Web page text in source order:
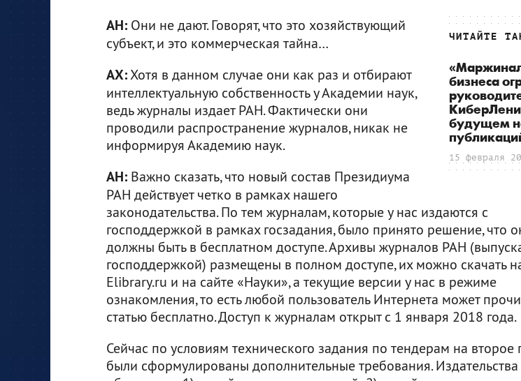
ЧИТАЙТЕ
бизнеса
будущем
15 февраля
АН: Они не дают. Говорят, что это хозяйствующий
субъект, и это коммерческая тайна…
АХ: Хотя в данном случае они как раз и отбирают
интеллектуальную собственность у Академии наук,
ведь журналы издает РАН. Фактически они
проводили распространение журналов, никак не
информируя Академию наук.
АН: Важно сказать, что новый состав Президиума
РАН действует четко в рамках нашего
законодательства. По тем журналам, которые у нас издаются с
господдержкой в рамках госзадания, было принято решение, что
должны быть в бесплатном доступе. Архивы журналов РАН
господдержкой) размещены в полном доступе, их можно скачать
Elibrary.ru и на сайте «Науки», а текущие версии у нас в режиме
ознакомления, то есть любой пользователь Интернета может
статью бесплатно. Доступ к журналам открыт с 1 января 2018 года.
Сейчас по условиям технического задания по тендерам на второе
были сформулированы дополнительные требования.